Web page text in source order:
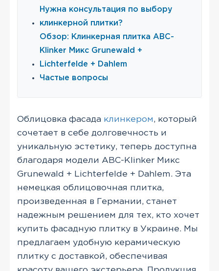
Нужна консультация по выбору
клинкерной плитки?
Обзор: Клинкерная плитка АВС-
Klinker Микс Grunewald +
Lichterfelde + Dahlem
Частые вопросы
Облицовка фасада клинкером, который
сочетает в себе долговечность и
уникальную эстетику, теперь доступна
благодаря модели ABC-Klinker Микс
Grunewald + Lichterfelde + Dahlem. Эта
немецкая облицовочная плитка,
произведенная в Германии, станет
надежным решением для тех, кто хочет
купить фасадную плитку в Украине. Мы
предлагаем удобную керамическую
плитку с доставкой, обеспечивая